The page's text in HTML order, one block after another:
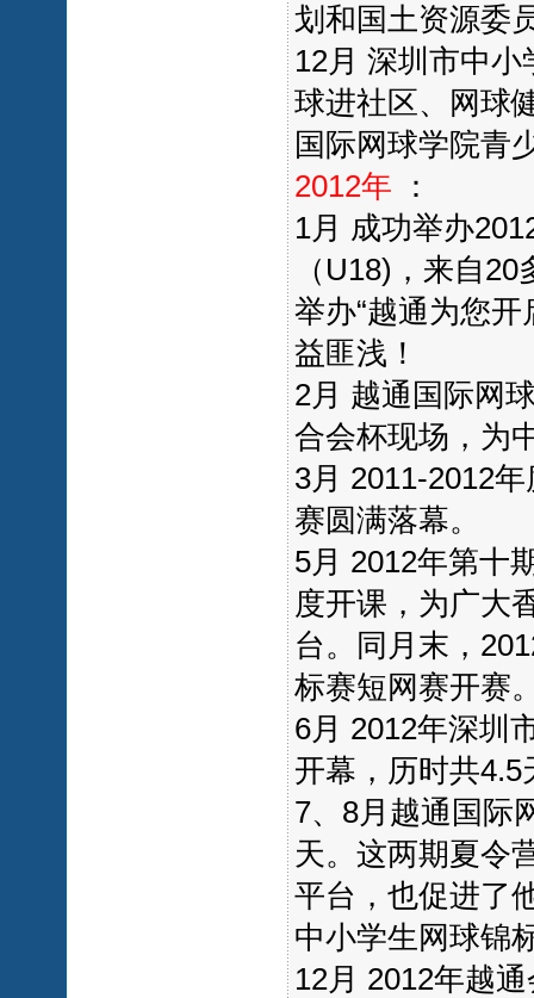
划和国土资源委
12月 深圳市中
球进社区、网球
国际网球学院青
2012年
：
1月 成功举办
（U18)，来自
举办“越通为您
益匪浅！
2月 越通国际网
合会杯现场，为
3月 2011-2012
赛圆满落幕。
5月 2012年第十
度开课，为广大
台。同月末，
标赛短网赛开赛
6月 2012年深圳
开幕，历时共4.5
7、8月越通国际
天。这两期夏令
平台，也促进了
中小学生网球锦
12月 2012年越